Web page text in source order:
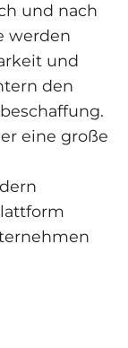
und nach
werden
und
den
eine große